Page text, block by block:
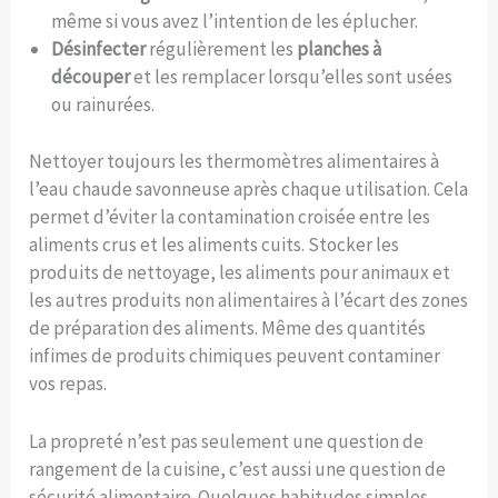
même si vous avez l’intention de les éplucher.
Désinfecterrégulièrement les planches à
découperet les remplacer lorsqu’elles sont usées
ou rainurées.
Nettoyer toujours les thermomètres alimentaires à
l’eau chaude savonneuse après chaque utilisation. Cela
permet d’éviter la contamination croisée entre les
aliments crus et les aliments cuits. Stocker les
produits de nettoyage, les aliments pour animaux et
les autres produits non alimentaires à l’écart des zones
de préparation des aliments. Même des quantités
infimes de produits chimiques peuvent contaminer
vos repas.
La propreté n’est pas seulement une question de
rangement de la cuisine, c’est aussi une question de